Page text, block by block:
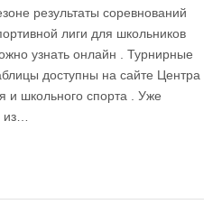
результаты соревнований
лиги для школьников
узнать онлайн . Турнирные
доступны на сайте Центра
и школьного спорта . Уже